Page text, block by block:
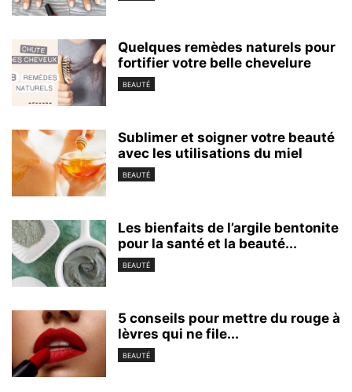
Quelques remèdes naturels pour
fortifier votre belle chevelure
BEAUTÉ
Sublimer et soigner votre beauté
avec les utilisations du miel
BEAUTÉ
Les bienfaits de l’argile bentonite
pour la santé et la beauté...
BEAUTÉ
5 conseils pour mettre du rouge à
lèvres qui ne file...
BEAUTÉ